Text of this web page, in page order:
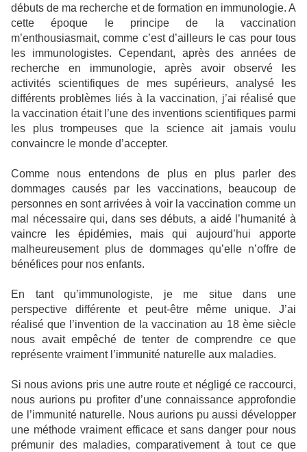
débuts de ma recherche et de formation en immunologie. A
cette époque le principe de la vaccination
m’enthousiasmait, comme c’est d’ailleurs le cas pour tous
les immunologistes. Cependant, après des années de
recherche en immunologie, après avoir observé les
activités scientifiques de mes supérieurs, analysé les
différents problèmes liés à la vaccination, j’ai réalisé que
la vaccination était l’une des inventions scientifiques parmi
les plus trompeuses que la science ait jamais voulu
convaincre le monde d’accepter.
Comme nous entendons de plus en plus parler des
dommages causés par les vaccinations, beaucoup de
personnes en sont arrivées à voir la vaccination comme un
mal nécessaire qui, dans ses débuts, a aidé l’humanité à
vaincre les épidémies, mais qui aujourd’hui apporte
malheureusement plus de dommages qu’elle n’offre de
bénéfices pour nos enfants.
En tant qu’immunologiste, je me situe dans une
perspective différente et peut-être même unique. J’ai
réalisé que l’invention de la vaccination au 18 ème siècle
nous avait empêché de tenter de comprendre ce que
représente vraiment l’immunité naturelle aux maladies.
Si nous avions pris une autre route et négligé ce raccourci,
nous aurions pu profiter d’une connaissance approfondie
de l’immunité naturelle. Nous aurions pu aussi développer
une méthode vraiment efficace et sans danger pour nous
prémunir des maladies, comparativement à tout ce que